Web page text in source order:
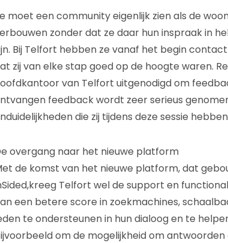
moet een community eigenlijk zien als de
zonder dat ze daar hun inspraak in
Bij Telfort hebben ze vanaf het begin
zij van elke stap goed op de hoogte waren.
van Telfort uitgenodigd om
feedback wordt zeer serieus
die zij tijdens deze sessie
overgang naar het nieuwe platform
de komst van het nieuwe platform, dat
Telfort wel de support en
een betere score in zoekmachines,
te ondersteunen in hun dialoog en te
om de mogelijkheid om